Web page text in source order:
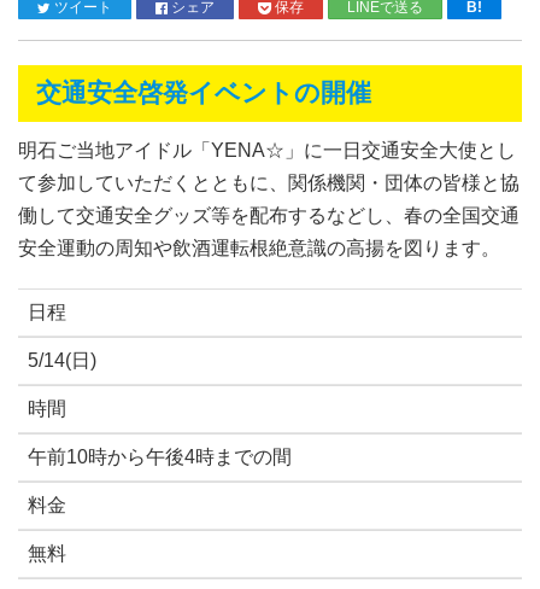
ツイート シェア 保存 LINEで送る B!
交通安全啓発イベントの開催
明石ご当地アイドル「YENA☆」に一日交通安全大使とし
て参加していただくとともに、関係機関・団体の皆様と協
働して交通安全グッズ等を配布するなどし、春の全国交通
安全運動の周知や飲酒運転根絶意識の高揚を図ります。
日程
5/14(日)
時間
午前10時から午後4時までの間
料金
無料